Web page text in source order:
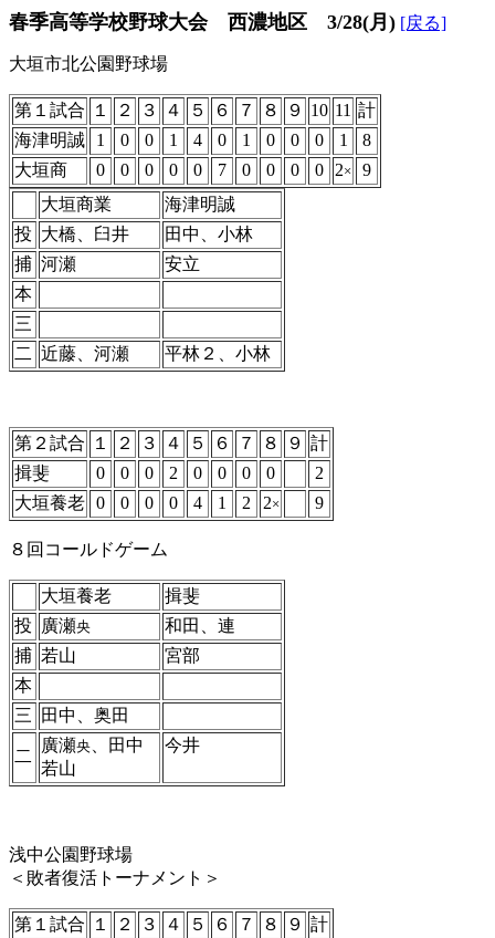
春季高等学校野球大会 西濃地区 3/28(月) [戻る]
大垣市北公園野球場
第１試合 １ ２ ３ ４ ５ ６ ７ ８ ９ 10 11 計
海津明誠
1 0 0 1 4 0 1 0 0 0 1
8
大垣商
0 0 0 0 0 7 0 0 0 0 2×
9
大垣商業
海津明誠
投 大橋、臼井
田中、小林
捕 河瀬
安立
本
三
二 近藤、河瀬 平林２、小林
第２試合 １ ２ ３ ４ ５ ６ ７ ８ ９ 計
揖斐
0 0 0 2 0 0 0 0
2
大垣養老 0 0 0 0 4 1 2 2× 9
８回コールドゲーム
大垣養老
揖斐
投
廣瀬央
和田、連
捕 若山
宮部
本
三
田中、奥田
二
廣瀬央 、田中
若山
今井
浅中公園野球場
＜敗者復活トーナメント＞
第１試合 １ ２ ３ ４ ５ ６ ７ ８ ９ 計